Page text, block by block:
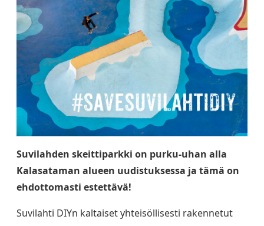
Suvilahden skeittiparkki on purku-uhan alla
Kalasataman alueen uudistuksessa ja tämä on
ehdottomasti estettävä!
Suvilahti DIYn kaltaiset yhteisöllisesti rakennetut